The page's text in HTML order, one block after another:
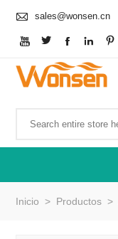
 sales@wonsen.cn
    
Inicio > Productos >